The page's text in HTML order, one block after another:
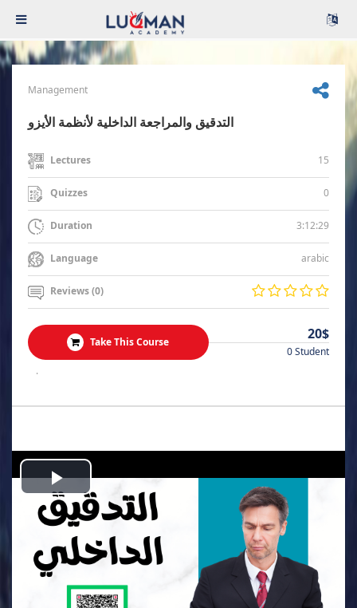
Management
التدقيق والمراجعة الداخلية لأنظمة الأيزو
Lectures 15
Quizzes 0
Duration 3:12:29
Language arabic
Reviews (0)
Take This Course 20$
0 Student
.
Play
Video